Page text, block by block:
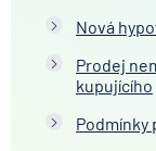
Nová
Prodej
kupujícího